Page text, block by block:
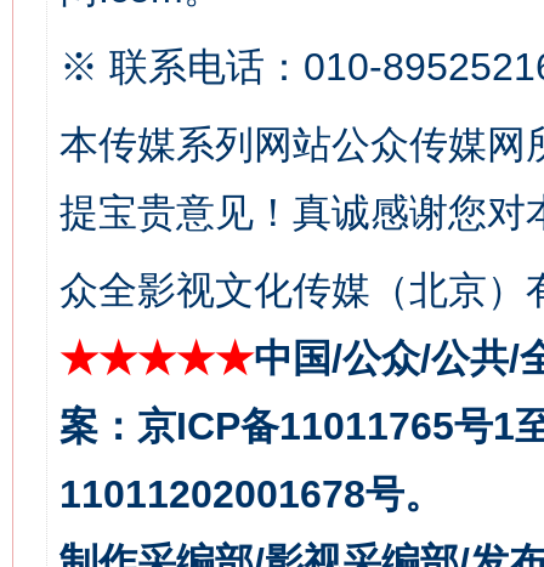
※ 联系电话：010-
本传媒系列网站公众传媒
提宝贵意见！真诚感谢您
众全影视文化传媒（北京）
★★★★★中国/公众/公共/
案：京ICP备11011765号1
11011202001678号。
在谋一域中谋全局